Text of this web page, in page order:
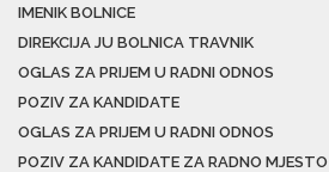
IMENIK BOLNICE
DIREKCIJA JU BOLNICA TRAVNIK
OGLAS ZA PRIJEM U RADNI ODNOS
POZIV ZA KANDIDATE
OGLAS ZA PRIJEM U RADNI ODNOS
POZIV ZA KANDIDATE ZA RADNO MJESTO